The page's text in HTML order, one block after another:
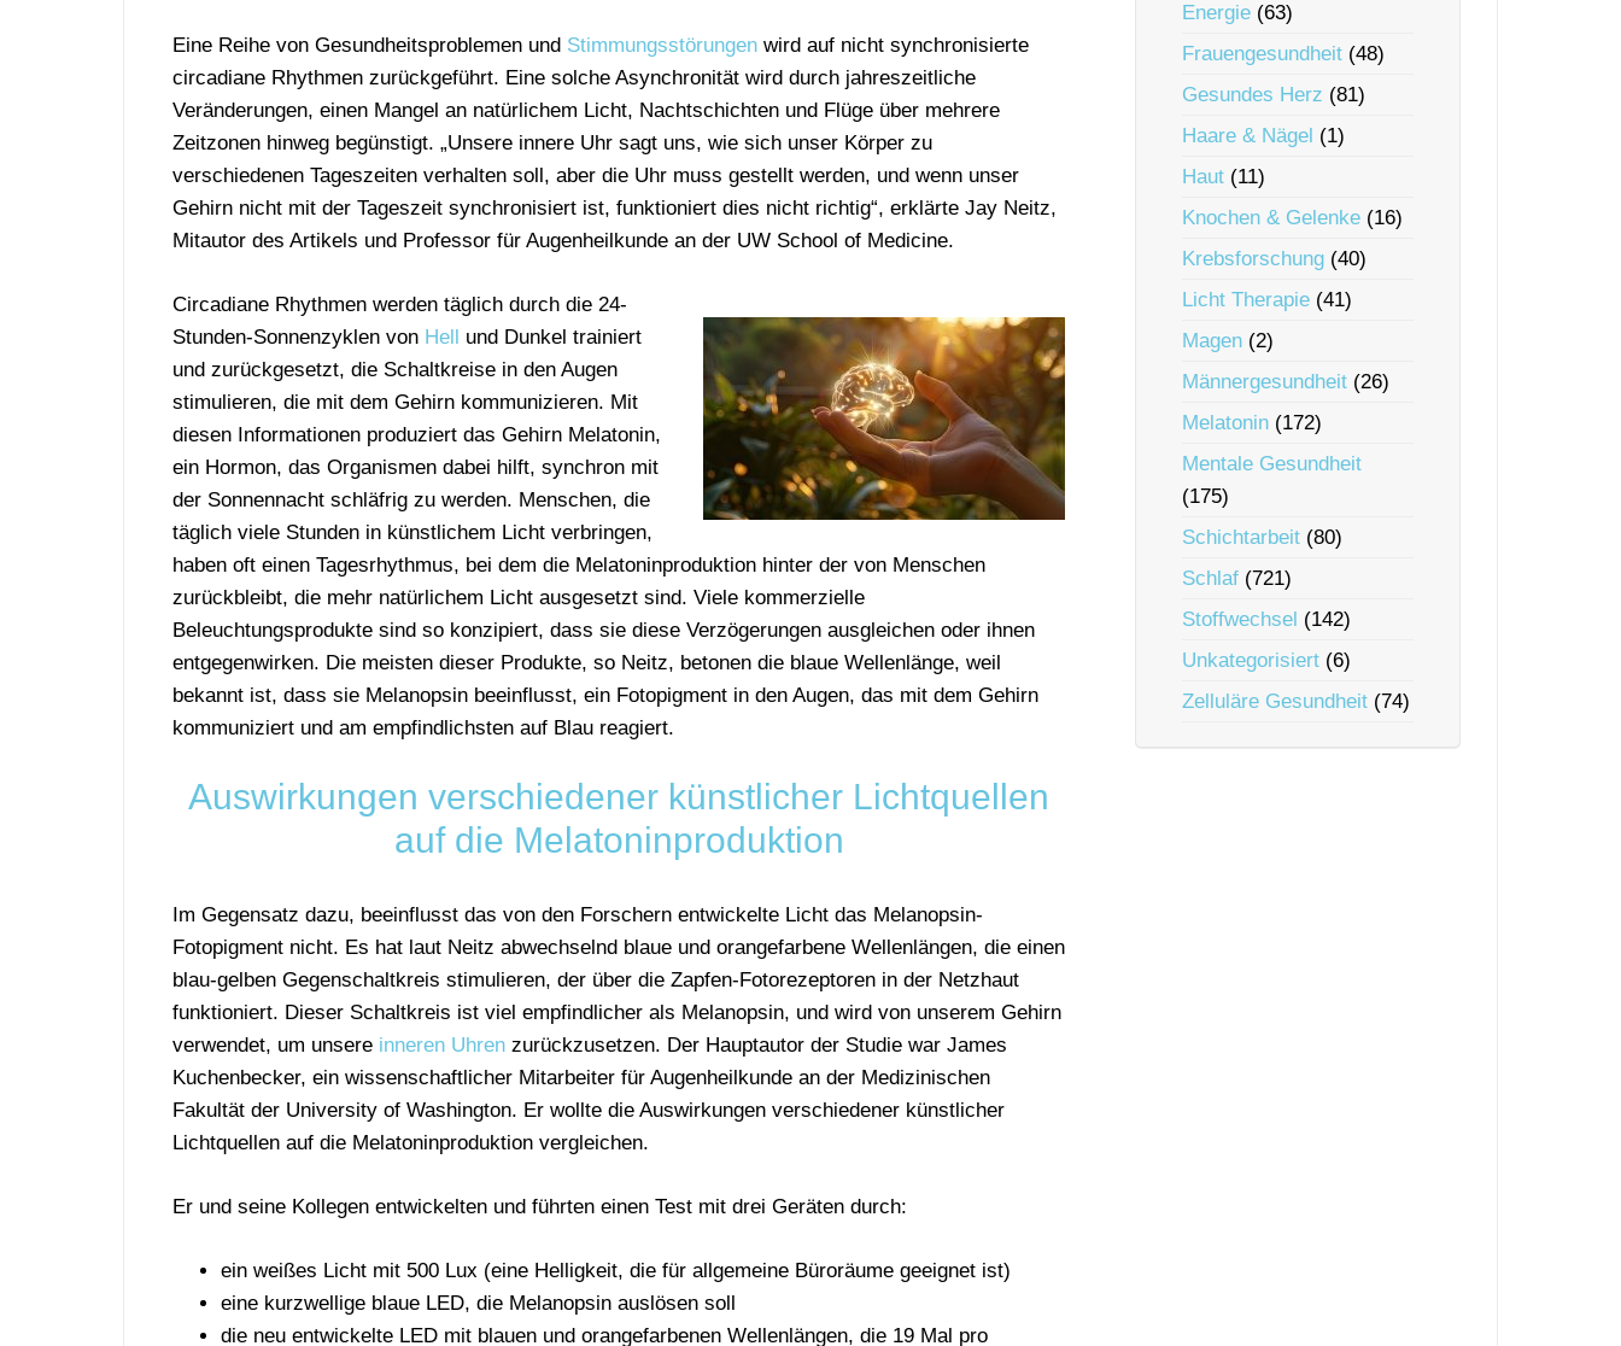
Eine Reihe von Gesundheitsproblemen und Stimmungsstörungen wird auf nicht synchronisierte
circadiane Rhythmen zurückgeführt. Eine solche Asynchronität wird durch jahreszeitliche
Veränderungen, einen Mangel an natürlichem Licht, Nachtschichten und Flüge über mehrere
Zeitzonen hinweg begünstigt. „Unsere innere Uhr sagt uns, wie sich unser Körper zu
verschiedenen Tageszeiten verhalten soll, aber die Uhr muss gestellt werden, und wenn unser
Gehirn nicht mit der Tageszeit synchronisiert ist, funktioniert dies nicht richtig“, erklärte Jay Neitz,
Mitautor des Artikels und Professor für Augenheilkunde an der UW School of Medicine.
Circadiane Rhythmen werden täglich durch die 24-
Stunden-Sonnenzyklen von Hell und Dunkel trainiert
und zurückgesetzt, die Schaltkreise in den Augen
stimulieren, die mit dem Gehirn kommunizieren. Mit
diesen Informationen produziert das Gehirn Melatonin,
ein Hormon, das Organismen dabei hilft, synchron mit
der Sonnennacht schläfrig zu werden. Menschen, die
täglich viele Stunden in künstlichem Licht verbringen,
haben oft einen Tagesrhythmus, bei dem die Melatoninproduktion hinter der von Menschen
zurückbleibt, die mehr natürlichem Licht ausgesetzt sind. Viele kommerzielle
Beleuchtungsprodukte sind so konzipiert, dass sie diese Verzögerungen ausgleichen oder ihnen
entgegenwirken. Die meisten dieser Produkte, so Neitz, betonen die blaue Wellenlänge, weil
bekannt ist, dass sie Melanopsin beeinflusst, ein Fotopigment in den Augen, das mit dem Gehirn
kommuniziert und am empfindlichsten auf Blau reagiert.
Auswirkungen verschiedener künstlicher Lichtquellen
auf die Melatoninproduktion
Im Gegensatz dazu, beeinflusst das von den Forschern entwickelte Licht das Melanopsin-
Fotopigment nicht. Es hat laut Neitz abwechselnd blaue und orangefarbene Wellenlängen, die einen
blau-gelben Gegenschaltkreis stimulieren, der über die Zapfen-Fotorezeptoren in der Netzhaut
funktioniert. Dieser Schaltkreis ist viel empfindlicher als Melanopsin, und wird von unserem Gehirn
verwendet, um unsere inneren Uhren zurückzusetzen. Der Hauptautor der Studie war James
Kuchenbecker, ein wissenschaftlicher Mitarbeiter für Augenheilkunde an der Medizinischen
Fakultät der University of Washington. Er wollte die Auswirkungen verschiedener künstlicher
Lichtquellen auf die Melatoninproduktion vergleichen.
Er und seine Kollegen entwickelten und führten einen Test mit drei Geräten durch:
ein weißes Licht mit 500 Lux (eine Helligkeit, die für allgemeine Büroräume geeignet ist)
eine kurzwellige blaue LED, die Melanopsin auslösen soll
die neu entwickelte LED mit blauen und orangefarbenen Wellenlängen, die 19 Mal pro
Energie (63)
Frauengesundheit (48)
Gesundes Herz (81)
Haare & Nägel (1)
Haut (11)
Knochen & Gelenke (16)
Krebsforschung (40)
Licht Therapie (41)
Magen (2)
Männergesundheit (26)
Melatonin (172)
Mentale Gesundheit
(175)
Schichtarbeit (80)
Schlaf (721)
Stoffwechsel (142)
Unkategorisiert (6)
Zelluläre Gesundheit (74)